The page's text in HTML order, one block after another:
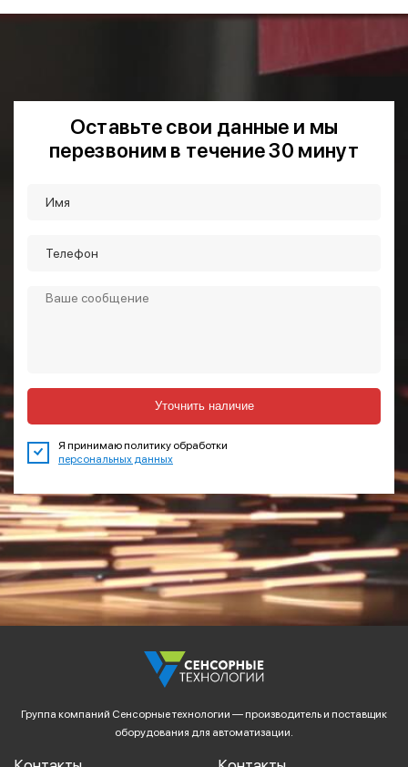
Оставьте свои данные и мы
перезвоним в течение 30 минут
Уточнить наличие
Я принимаю политику обработки
персональных данных
Группа компаний Сенсорные технологии — производитель и поставщик
оборудования для автоматизации.